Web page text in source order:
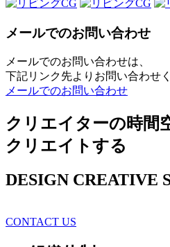
メールでのお問い合わせ
メールでのお問い合わせは、
下記リンク先よりお問い合わせ
メールでのお問い合わせ
クリエイターの時間
クリエイトする
DESIGN CREATIVE
CONTACT US